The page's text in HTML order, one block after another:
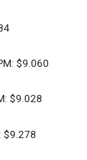
$9.060
$9.028
$9.278